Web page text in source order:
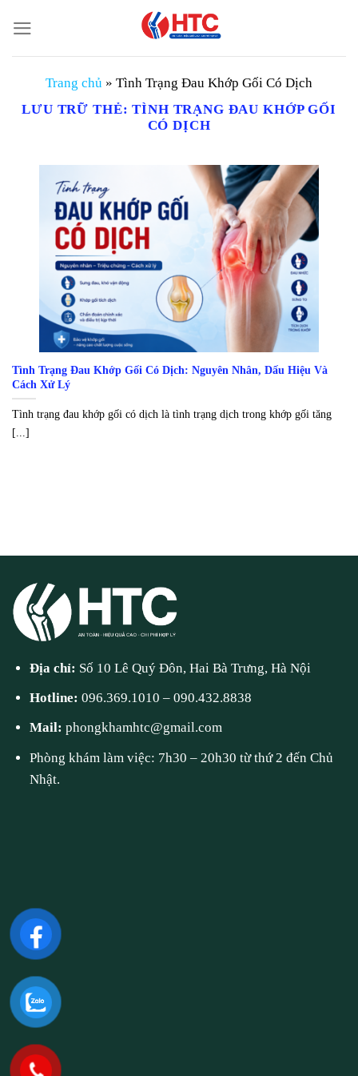
đến
nội
Trang chủ » Tình Trạng Đau Khớp Gối Có Dịch
LƯU TRỮ THẺ:TÌNH TRẠNG ĐAU KHỚP GỐI
CÓ DỊCH
Tình Trạng Đau Khớp Gối Có Dịch: Nguyên Nhân, Dấu Hiệu Và
Cách Xử Lý
Tình trạng đau khớp gối có dịch là tình trạng dịch trong khớp gối tăng
[...]
Địa chỉ: Số 10 Lê Quý Đôn, Hai Bà Trưng, Hà Nội
Hotline:096.369.1010 –090.432.8838
Mail:phongkhamhtc@gmail.com
Phòng khám làm việc: 7h30 – 20h30 từ thứ 2 đến Chủ
Nhật.